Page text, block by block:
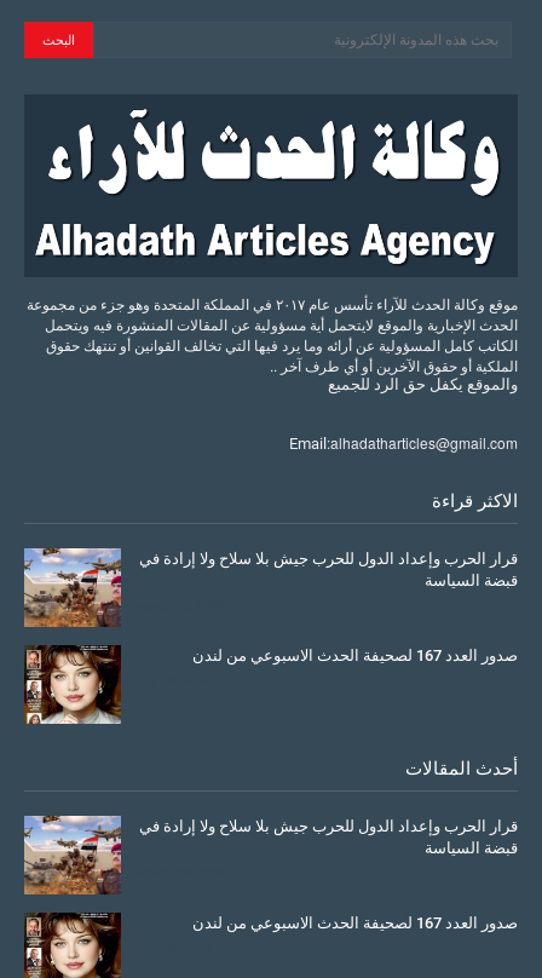
موقع وكالة الحدث للآراء تأسس عام ٢٠١٧ في المملكة المتحدة وهو جزء من مجموعة
الحدث الإخبارية والموقع لايتحمل أية مسؤولية عن المقالات المنشورة فيه ويتحمل
الكاتب كامل المسؤولية عن أرائه وما يرد فيها التي تخالف القوانين أو تنتهك حقوق
الملكية أو حقوق الآخرين أو أي طرف آخر ..
والموقع يكفل حق الرد للجميع
Email:alhadatharticles@gmail.com
الاكثر قراءة
قرار الحرب وإعداد الدول للحرب جيش بلا سلاح ولا إرادة في
قبضة السياسة
صدور العدد 167 لصحيفة الحدث الاسبوعي من لندن
أحدث المقالات
قرار الحرب وإعداد الدول للحرب جيش بلا سلاح ولا إرادة في
قبضة السياسة
صدور العدد 167 لصحيفة الحدث الاسبوعي من لندن